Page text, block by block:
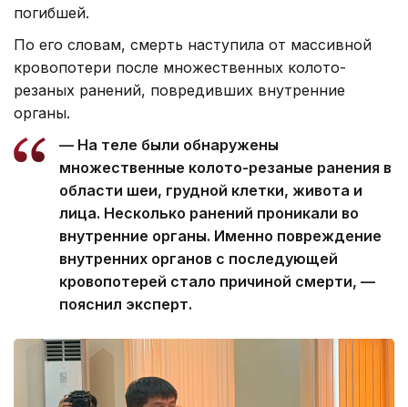
погибшей.
По его словам, смерть наступила от массивной
кровопотери после множественных колото-
резаных ранений, повредивших внутренние
органы.
— На теле были обнаружены
множественные колото-резаные ранения в
области шеи, грудной клетки, живота и
лица. Несколько ранений проникали во
внутренние органы. Именно повреждение
внутренних органов с последующей
кровопотерей стало причиной смерти, —
пояснил эксперт.